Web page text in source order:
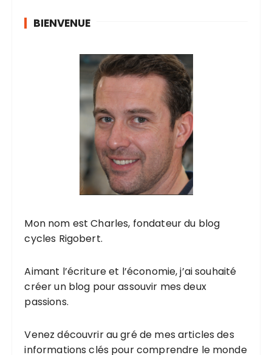
BIENVENUE
Mon nom est Charles, fondateur du blog
cycles Rigobert.
Aimant l’écriture et l’économie, j’ai souhaité
créer un blog pour assouvir mes deux
passions.
Venez découvrir au gré de mes articles des
informations clés pour comprendre le monde